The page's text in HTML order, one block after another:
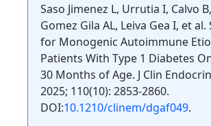
Saso Jimenez L, Urrutia I, Calvo
Gomez Gila AL, Leiva Gea I, et
for Monogenic Autoimmune
Patients With Type 1 Diabetes
30 Months of Age. J Clin
2025; 110(10): 2853-2860.
DOI:10.1210/clinem/dgaf049.